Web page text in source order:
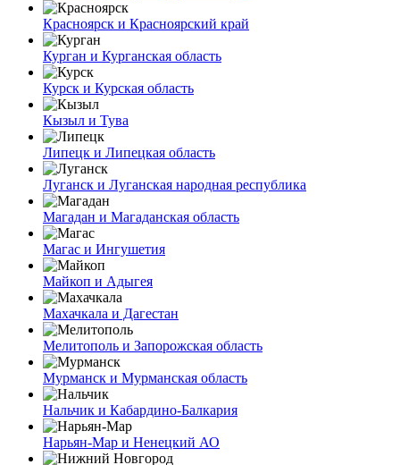
Красноярск и Красноярский край
Курган и Курганская область
Курск и Курская область
Кызыл и Тува
Липецк и Липецкая область
Луганск и Луганская народная республика
Магадан и Магаданская область
Магас и Ингушетия
Майкоп и Адыгея
Махачкала и Дагестан
Мелитополь и Запорожская область
Мурманск и Мурманская область
Нальчик и Кабардино-Балкария
Нарьян-Мар и Ненецкий АО